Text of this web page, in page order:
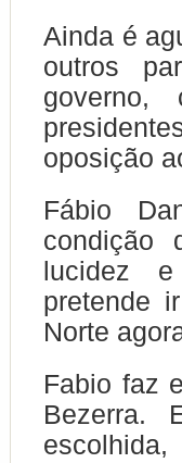
Ainda é
outros
oposição
Fábio
condição
lucidez e
pretende
Norte
Fabio faz
Bezerra.